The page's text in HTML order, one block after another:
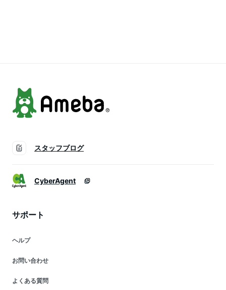
スタッフブログ
CyberAgent
サポート
ヘルプ
お問い合わせ
よくある質問